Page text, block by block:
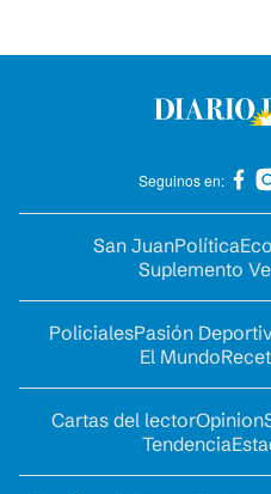
Seguinos en:
San JuanPolítica
Suplemento
PolicialesPasión
El Mundo
Cartas del lectorOpinion
Tendencia